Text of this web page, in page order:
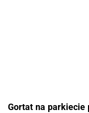
Gortat na parkiecie